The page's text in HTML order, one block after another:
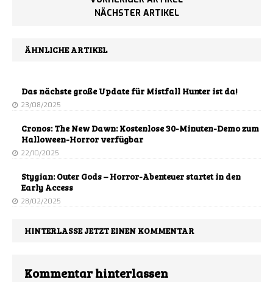
NÄCHSTER ARTIKEL
ÄHNLICHE ARTIKEL
Das nächste große Update für Mistfall Hunter ist da!
23/08/2025
Cronos: The New Dawn: Kostenlose 30-Minuten-Demo zum
Halloween-Horror verfügbar
22/10/2025
Stygian: Outer Gods – Horror-Abenteuer startet in den
Early Access
28/02/2025
HINTERLASSE JETZT EINEN KOMMENTAR
Kommentar hinterlassen